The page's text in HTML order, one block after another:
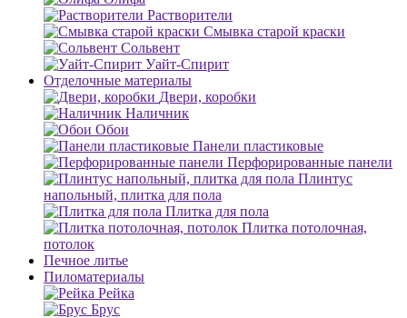
Растворители
Смывка старой краски
Сольвент
Уайт-Спирит
Отделочные материалы
Двери, коробки
Наличник
Обои
Панели пластиковые
Перфорированные панели
Плинтус
напольный, плитка для пола
Плитка для пола
Плитка потолочная,
потолок
Печное литье
Пиломатериалы
Рейка
Брус